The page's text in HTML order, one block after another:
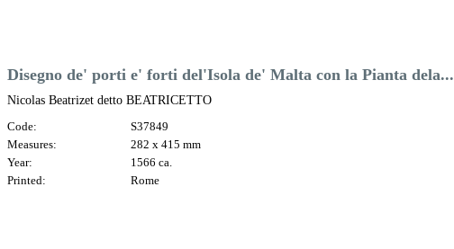
Disegno de' porti e' forti del'Isola de' Malta con la Pianta dela...
Nicolas Beatrizet detto BEATRICETTO
Code:
S37849
Measures:
282 x 415 mm
Year:
1566 ca.
Printed:
Rome